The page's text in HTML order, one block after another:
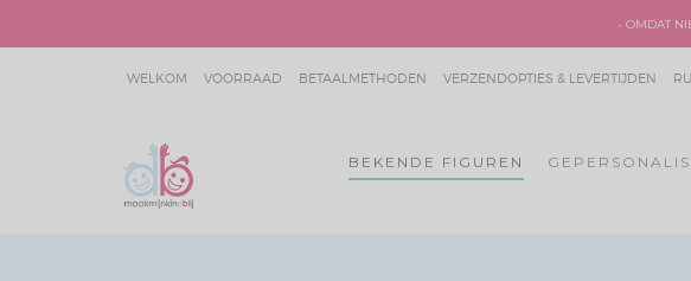
- OMDAT
WELKOM VOORRAAD BETAALMETHODEN VERZENDOPTIES & LEVERTIJDEN
BEKENDE FIGUREN